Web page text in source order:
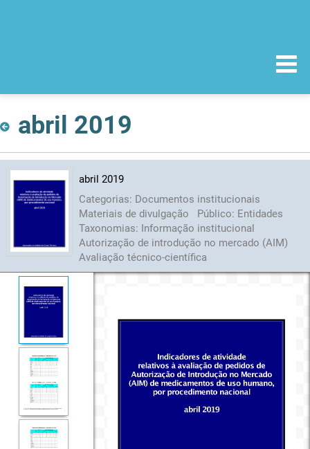
abril 2019
abril 2019
Categorias: Documentos institucionais
Materiais de divulgação
Público: Entidades
Taxonomias: Informação institucional
Autorização de introdução no mercado (AIM)
Avaliação técnico-científica